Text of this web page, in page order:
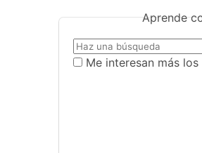
Aprende
Me interesan más